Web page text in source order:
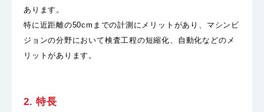
あります。
特に近距離の50cmまでの計測にメリットがあり、マシンビ
ジョンの分野において検査工程の短縮化、自動化などのメ
リットがあります。
2. 特長